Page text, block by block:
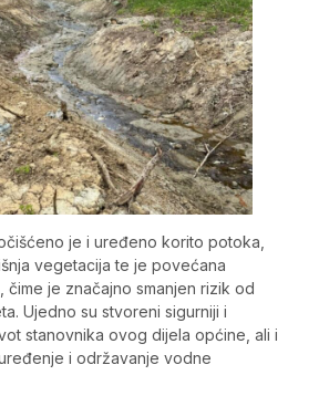
je i uređeno korito potoka,
vegetacija te je povećana
je značajno smanjen rizik od
Ujedno su stvoreni sigurniji i
stanovnika ovog dijela općine, ali i
i održavanje vodne